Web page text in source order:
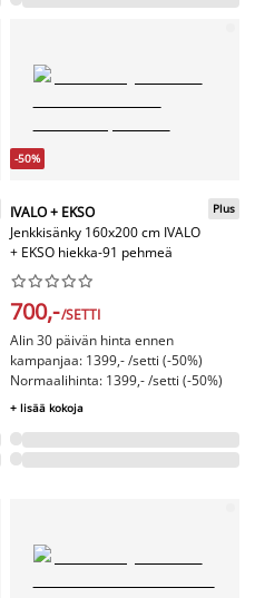
-50%
IVALO + EKSO
Jenkkisänky 160x200 cm IVALO
+ EKSO hiekka-91 pehmeä
Plus






700,-/SETTI
Alin 30 päivän hinta ennen
kampanjaa: 1399,- /setti (-50%)
Normaalihinta: 1399,- /setti (-50%)
+ lisää kokoja